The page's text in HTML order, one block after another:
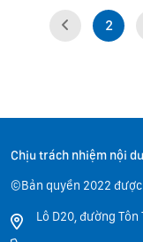
2
Chịu trách nhiệm nội
©Bản quyền 2022
Lô D20, đường Tôn